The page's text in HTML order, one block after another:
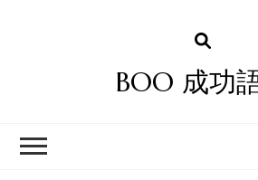
BOO 成功